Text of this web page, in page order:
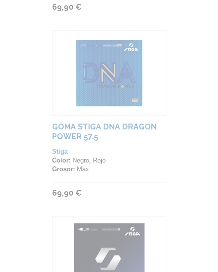
69,90 €
GOMA STIGA DNA DRAGON
POWER 57.5
Stiga
Color: Negro, Rojo
Grosor: Max
69,90 €